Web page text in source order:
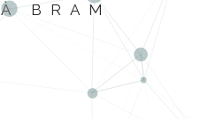
BRAM